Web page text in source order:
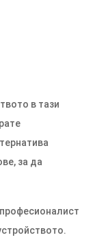
в тази
за да